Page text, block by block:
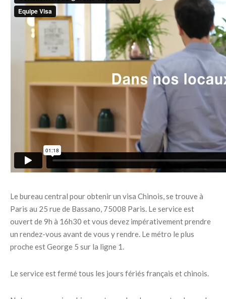
Le bureau central pour obtenir un visa Chinois, se trouve à
Paris au 25 rue de Bassano, 75008 Paris. Le service est
ouvert de 9h à 16h30 et vous devez impérativement prendre
un rendez-vous avant de vous y rendre. Le métro le plus
proche est George 5 sur la ligne 1.
Le service est fermé tous les jours fériés français et chinois.